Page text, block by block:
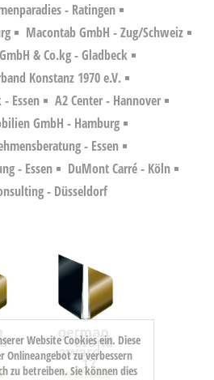
- Ratingen
Macontab GmbH - Zug/Schweiz
& Co.kg - Gladbeck
Konstanz 1970 e.V.
Essen
A2 Center - Hannover
GmbH - Hamburg
- Essen
- Essen
DuMont Carré - Köln
- Düsseldorf
Website Cookies ein. Diese
Onlineangebot zu verbessern
zu betreiben. Sie können dies